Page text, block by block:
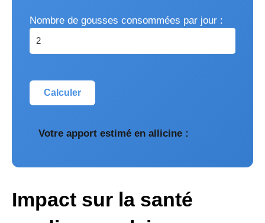
Nombre de gousses consommées par jour :
Calculer
Votre apport estimé en allicine :
Impact sur la santé